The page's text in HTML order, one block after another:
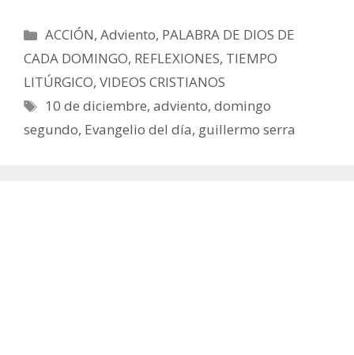
Categorías
ACCIÓN,Adviento, PALABRA DE DIOS DE
CADA DOMINGO, REFLEXIONES, TIEMPO
LITÚRGICO, VIDEOS CRISTIANOS
Etiquetas
10 de diciembre,adviento,domingo
segundo, Evangelio del día, guillermo serra